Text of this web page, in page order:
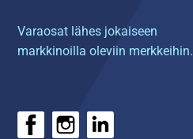
Varaosat lähes jokaiseen
markkinoilla oleviin merkkeihin.